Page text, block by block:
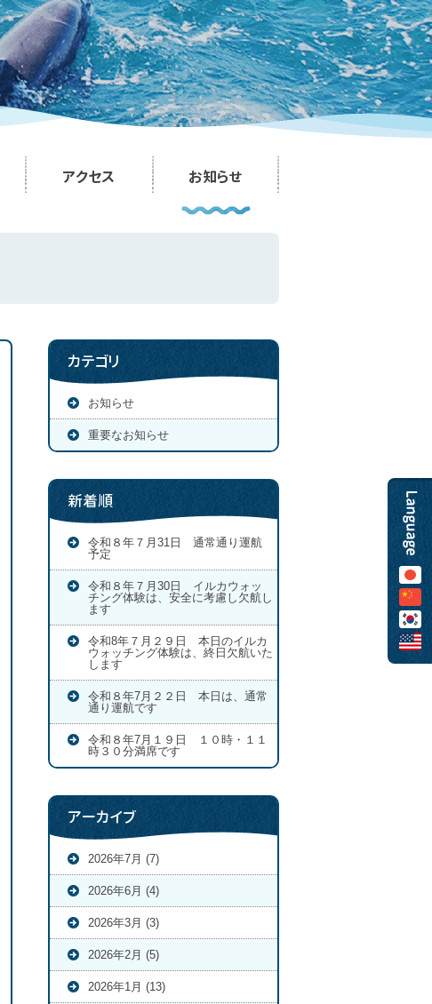
アクセス お知らせ
カテゴリ
お知らせ
重要なお知らせ
新着順
令和８年７月31日 通常通り運航
予定
令和８年７月30日 イルカウォッ
チング体験は、安全に考慮し欠航し
ます
令和8年７月２９日 本日のイルカ
ウォッチング体験は、終日欠航いた
します
令和８年7月２２日 本日は、通常
通り運航です
令和８年7月１９日 １０時・１１
時３０分満席です
アーカイブ
2026年7月 (7)
2026年6月 (4)
2026年3月 (3)
2026年2月 (5)
2026年1月 (13)